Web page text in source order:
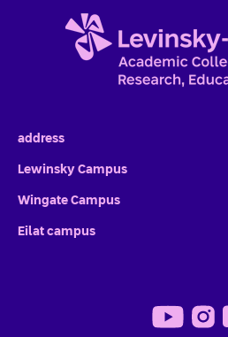
address
Lewinsky Campus
Wingate Campus
Eilat campus